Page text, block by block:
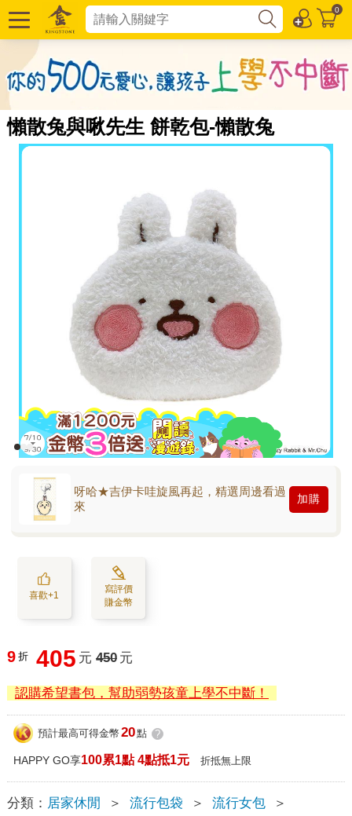
0
懶散兔與啾先生 餅乾包-懶散兔
呀哈★吉伊卡哇旋風再起，精選周邊看過
來
加購
喜歡+1
寫評價
賺金幣
9 折 405 元 450 元
認購希望書包，幫助弱勢孩童上學不中斷！
預計最高可得金幣 20點 ?
HAPPY GO享100累1點 4點抵1元 折抵無上限
分類： 居家休閒 ＞ 流行包袋 ＞ 流行女包
＞